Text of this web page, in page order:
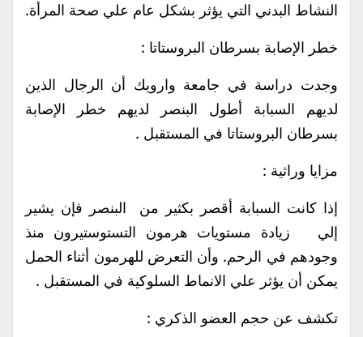
النشاط البدني التي يؤثر بشكل عام علي صحة المرأة.
خطر الإصابة بسرطان البروستاتا :
وجدت دراسة في جامعة وارويك أن الرجال الذين
لديهم السبابة أطول البنصر لديهم خطر الإصابة
بسرطان البروستاتا في المستقبل .
مزايا وراثية :
إذا كانت السبابة أقصر بكثير من البنصر فإن يشير
إلي زيادة مستويات هرمون التستوستيرون منذ
وجودهم في الرحم. وأن التعرض للهرمون أثناء الحمل
يمكن أن يؤثر علي الانماط السلوكية في المستقبل .
تكشف عن حجم العضو الذكري :